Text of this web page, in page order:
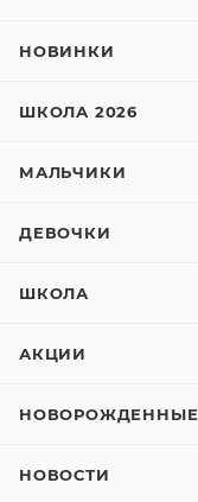
НОВИНКИ
ШКОЛА 2026
МАЛЬЧИКИ
ДЕВОЧКИ
ШКОЛА
АКЦИИ
НОВОРОЖДЕННЫЕ
НОВОСТИ